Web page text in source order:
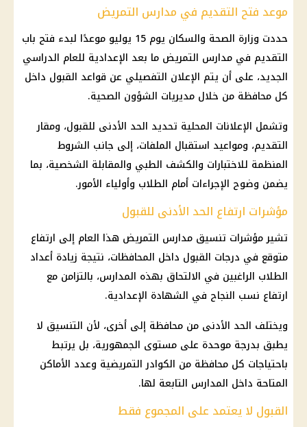
موعد فتح التقديم في مدارس التمريض
حددت وزارة الصحة والسكان يوم 15 يوليو موعدًا لبدء فتح باب
التقديم في مدارس التمريض ما بعد الإعدادية للعام الدراسي
الجديد، على أن يتم الإعلان التفصيلي عن قواعد القبول داخل
كل محافظة من خلال مديريات الشؤون الصحية.
وتشمل الإعلانات المحلية تحديد الحد الأدنى للقبول، ومقار
التقديم، ومواعيد استقبال الملفات، إلى جانب الشروط
المنظمة للاختبارات والكشف الطبي والمقابلة الشخصية، بما
يضمن وضوح الإجراءات أمام الطلاب وأولياء الأمور.
مؤشرات ارتفاع الحد الأدنى للقبول
تشير مؤشرات تنسيق مدارس التمريض هذا العام إلى ارتفاع
متوقع في درجات القبول داخل المحافظات، نتيجة زيادة أعداد
الطلاب الراغبين في الالتحاق بهذه المدارس، بالتزامن مع
ارتفاع نسب النجاح في الشهادة الإعدادية.
ويختلف الحد الأدنى من محافظة إلى أخرى، لأن التنسيق لا
يطبق بدرجة موحدة على مستوى الجمهورية، بل يرتبط
باحتياجات كل محافظة من الكوادر التمريضية وعدد الأماكن
المتاحة داخل المدارس التابعة لها.
القبول لا يعتمد على المجموع فقط